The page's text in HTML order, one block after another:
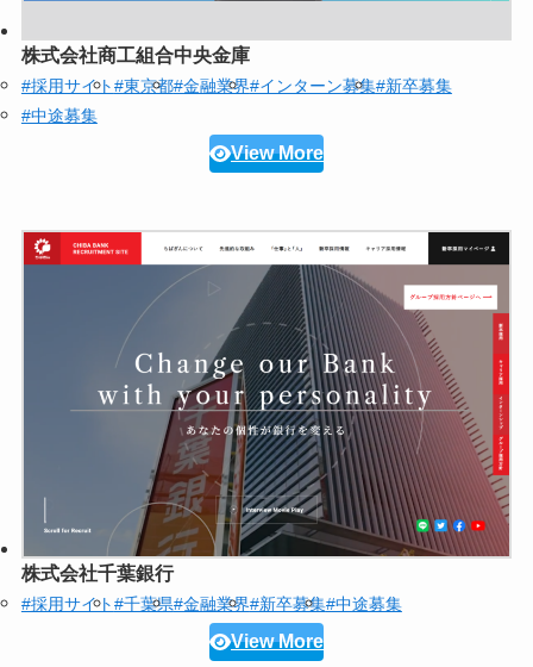
株式会社商工組合中央金庫
#採用サイト#東京都#金融業界#インターン募集#新卒募集
#中途募集
View More
株式会社千葉銀行
#採用サイト#千葉県#金融業界#新卒募集#中途募集
View More